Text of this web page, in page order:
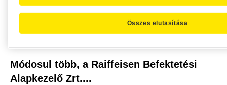
Közzététel
Módosul több, a Raiffeisen Befektetési
Alapkezelő Zrt....
Összes elutasítása